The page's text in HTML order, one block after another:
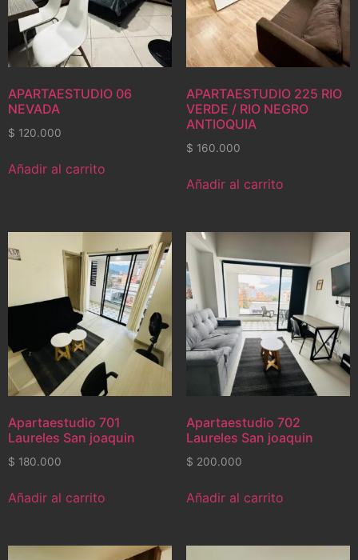
APARTAESTUDIO 06
NEVADA
$ 120.000
Añadir al carrito
APARTAESTUDIO 225 RIO
VERDE / RIO NEGRO
ANTIOQUIA
$ 160.000
Añadir al carrito
Apartaestudio 701
Laureles San joaquin
$ 180.000
Añadir al carrito
Apartaestudio 702
Laureles San joaquin
$ 200.000
Añadir al carrito